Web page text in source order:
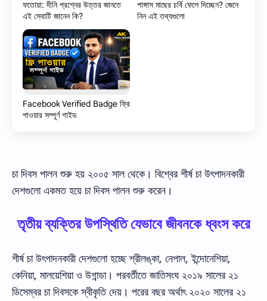
ফতোয়া: দীনি প্রশ্নের উত্তর জানতে
এই সেবাটি জানেন কি?
পাঙ্গাস মাছের চর্বি ফেলে দিচ্ছেন? জেনে
নিন এই তথ্যগুলো
Facebook Verified Badge ফ্রি
পাওয়ার সম্পূর্ণ গাইড
চা দিবস পালন শুরু হয় ২০০৫ সাল থেকে। বিশ্বের শীর্ষ চা উৎপাদনকারী
দেশগুলো একমত হয়ে চা দিবস পালন শুরু করেন।
তৃতীয় ব্যক্তির উপস্থিতি যেভাবে জীবনকে ধ্বংস করে
শীর্ষ চা উৎপাদনকারী দেশগুলো হচ্ছে শ্রীলঙ্কা, নেপাল, ইন্দোনেশিয়া,
কেনিয়া, মালয়েশিয়া ও উগান্ডা। পরবর্তীতে জাতিসংঘ ২০১৯ সালের ২১
ডিসেম্বর চা দিবসকে স্বীকৃতি দেয়। পরের বছর অর্থাৎ ২০২০ সালের ২১